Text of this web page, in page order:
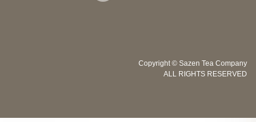
Copyright © Sazen Tea Company
ALL RIGHTS RESERVED